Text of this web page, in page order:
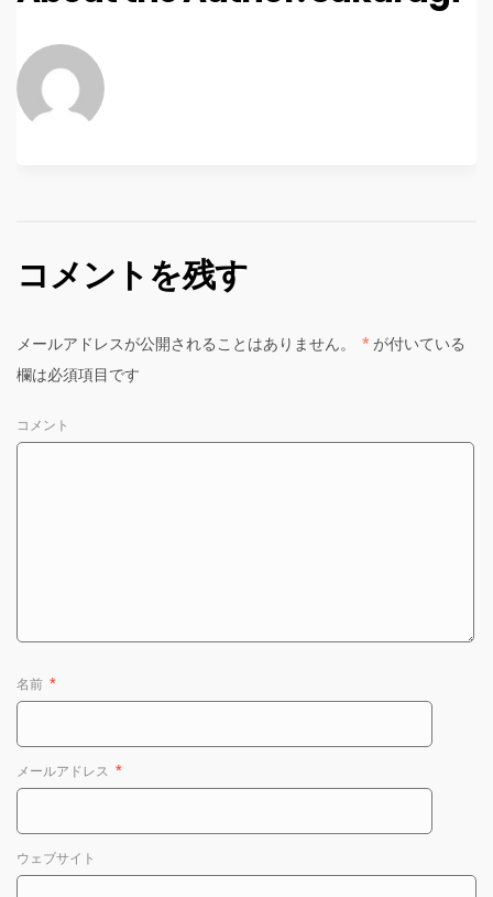
コメントを残す
メールアドレスが公開されることはありません。 * が付いている
欄は必須項目です
コメント
名前 *
メールアドレス *
ウェブサイト